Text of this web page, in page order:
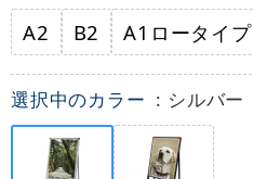
A2 B2 A1ロータイプ
選択中のカラー : シルバー